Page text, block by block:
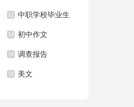
总结15篇
12 中职学校毕业生
求职信
14 初中作文
16 调查报告
18 美文